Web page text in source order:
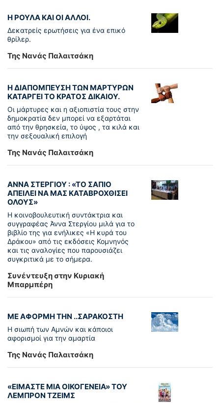
Η ΡΟΥΛΑ ΚΑΙ ΟΙ ΑΛΛΟΙ.
Δεκατρείς ερωτήσεις για ένα επικό
θρίλερ.
Της Νανάς Παλαιτσάκη
Η ΔΙΑΠΟΜΠΕΥΣΗ ΤΩΝ ΜΑΡΤΥΡΩΝ
ΚΑΤΑΡΓΕΙ ΤΟ ΚΡΑΤΟΣ ΔΙΚΑΙΟΥ.
Οι μάρτυρες και η αξιοπιστία τους στην
δημοκρατία δεν μπορεί να εξαρτάται
από την θρησκεία, το ύψος , τα κιλά και
την σεξουαλική επιλογή
Της Νανάς Παλαιτσάκη
ΑΝΝΑ ΣΤΕΡΓΙΟΥ : «ΤΟ ΣΑΠΙΟ
ΑΠΕΙΛΕΙ ΝΑ ΜΑΣ ΚΑΤΑΒΡΟΧΘΙΣΕΙ
ΟΛΟΥΣ»
Η κοινοβουλευτική συντάκτρια και
συγγραφέας Άννα Στεργίου μιλά για το
βιβλίο της για ενήλικες «Η κυρά του
Δράκου» από τις εκδόσεις Κομνηνός
και τις αναλογίες που παρουσιάζει
συγκριτικά με το σήμερα.
Συνέντευξη στην Κυριακή
Μπαρμπέρη
ΜΕ ΑΦΟΡΜΗ ΤΗΝ ..ΣΑΡΑΚΟΣΤΗ
Η σιωπή των Αμνών και κάποιοι
αφορισμοί για την αμαρτία
Της Νανάς Παλαιτσάκη
«ΕΙΜΑΣΤΕ ΜΙΑ ΟΙΚΟΓΕΝΕΙΑ» ΤΟΥ
ΛΕΜΠΡΟΝ ΤΖΕΙΜΣ